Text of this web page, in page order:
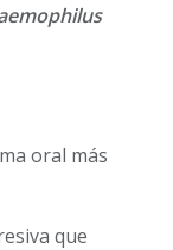
oral más
que